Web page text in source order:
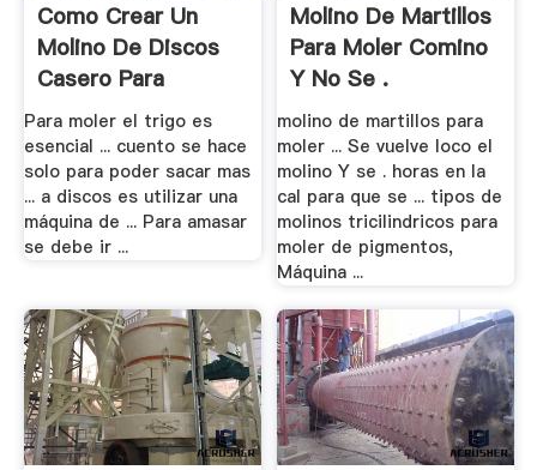
Como Crear Un
Molino De Discos
Casero Para
Harinas
Para moler el trigo es
esencial ... cuento se hace
solo para poder sacar mas
... a discos es utilizar una
máquina de ... Para amasar
se debe ir ...
Molino De Martillos
Para Moler Comino
Y No Se .
molino de martillos para
moler ... Se vuelve loco el
molino Y se . horas en la
cal para que se ... tipos de
molinos tricilindricos para
moler de pigmentos,
Máquina ...